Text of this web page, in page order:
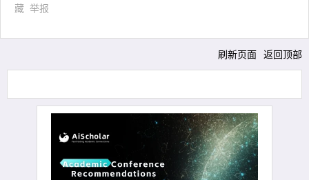
藏 举报
刷新页面 返回顶部